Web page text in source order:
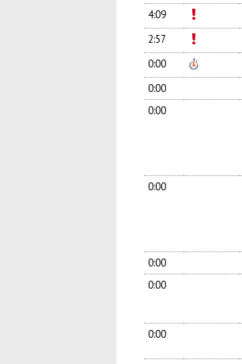
4:09
2:57
0:00
0:00
0:00
0:00
0:00
0:00
0:00